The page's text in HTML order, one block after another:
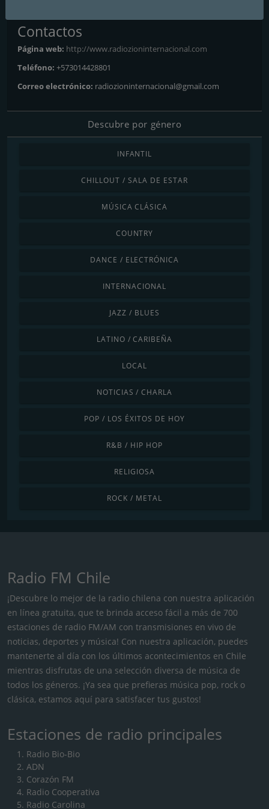
Contactos
Página web: http://www.radiozioninternacional.com
Teléfono: +573014428801
Correo electrónico: radiozioninternacional@gmail.com
Descubre por género
INFANTIL
CHILLOUT / SALA DE ESTAR
MÚSICA CLÁSICA
COUNTRY
DANCE / ELECTRÓNICA
INTERNACIONAL
JAZZ / BLUES
LATINO / CARIBEÑA
LOCAL
NOTICIAS / CHARLA
POP / LOS ÉXITOS DE HOY
R&B / HIP HOP
RELIGIOSA
ROCK / METAL
Radio FM Chile
¡Descubre lo mejor de la radio chilena con nuestra aplicación
en línea gratuita, que te brinda acceso fácil a más de 700
estaciones de radio FM/AM con transmisiones en vivo de
noticias, deportes y música! Con nuestra aplicación, puedes
mantenerte al día con los últimos acontecimientos en Chile
mientras disfrutas de una selección diversa de música de
todos los géneros. ¡Ya sea que prefieras música pop, rock o
clásica, estamos aquí para satisfacer tus gustos!
Estaciones de radio principales
Radio Bio-Bio
ADN
Corazón FM
Radio Cooperativa
Radio Carolina